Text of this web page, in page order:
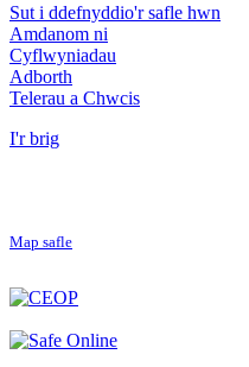
Sut i ddefnyddio'r safle hwn
Amdanom ni
Cyflwyniadau
Adborth
Telerau a Chwcis
I'r brig
Map safle